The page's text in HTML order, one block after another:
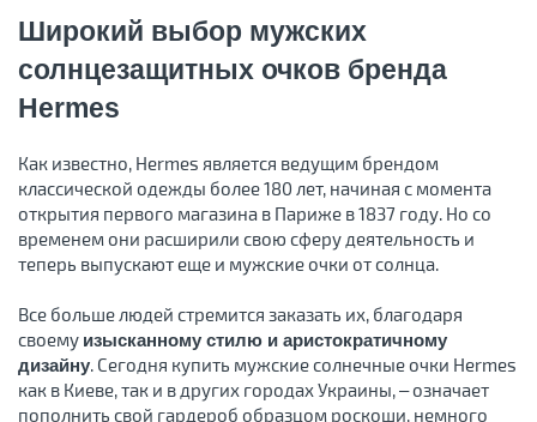
Широкий выбор мужских
солнцезащитных очков бренда
Hermes
Как известно, Hermes является ведущим брендом
классической одежды более 180 лет, начиная с момента
открытия первого магазина в Париже в 1837 году. Но со
временем они расширили свою сферу деятельность и
теперь выпускают еще и мужские очки от солнца.
Все больше людей стремится заказать их, благодаря
своему изысканному стилю и аристократичному
дизайну. Сегодня купить мужские солнечные очки Hermes
как в Киеве, так и в других городах Украины, – означает
пополнить свой гардероб образцом роскоши, немного